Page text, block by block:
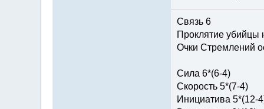
Связь 6
Проклятие убийцы
Очки Стремлений
Сила 6*(6-4)
Скорость 5*(7-4)
Инициатива 5*(12-